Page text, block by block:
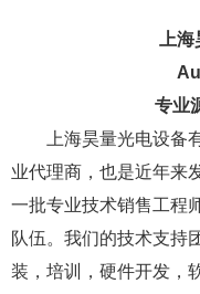
上
专业
上海昊量光电设备有
业代理商，也是近年来
一批专业技术销售工程
队伍。我们的技术支持
装，培训，硬件开发，